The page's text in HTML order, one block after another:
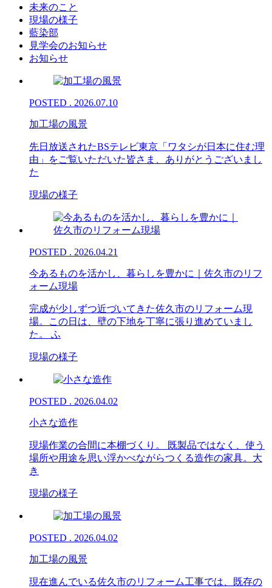
未来のこと
現場の様子
藍染部
見学会のお知らせ
お知らせ
POSTED . 2026.07.10
加工場の風景
先日放送されたBSテレビ東京「ワタシが日本に住む理
由」をご覧いただいた皆さま、ありがとうございまし
た
現場の様子
POSTED . 2026.04.21
今あるものを活かし、暮らしを豊かに｜佐久市のリフ
ォーム現場
完成が少しずつ近づいてきた佐久市のリフォーム現
場。この日は、壁の下地を丁寧に張り進めていまし
た。 ふ
現場の様子
POSTED . 2026.04.02
小さな造作
現場作業の合間に本棚づくり。 既製品ではなく、使う
場所や用途を思い浮かべながらつくる造作の家具。大
き
現場の様子
POSTED . 2026.04.02
加工場の風景
現在進んでいる佐久市のリフォーム工事では、既存の